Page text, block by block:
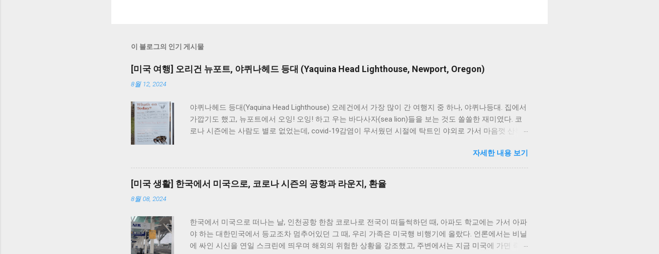
이 블로그의 인기 게시물
[미국 여행] 오리건 뉴포트, 야퀴나헤드 등대 (Yaquina Head Lighthouse, Newport, Oregon)
8월 12, 2024
야퀴나헤드 등대(Yaquina Head Lighthouse) 오레건에서 가장 많이 간 여행지 중 하나, 야퀴나등대. 집에서
가깝기도 했고, 뉴포트에서 오잉! 오잉! 하고 우는 바다사자(sea ​​lion)들을 보는 것도 쏠쏠한 재미였다. 코
로나 시즌에는 사람도 별로 없었는데, covid-19감염이 무서웠던 시절에 탁트인 야외로 가서 마음껏 산책
않아서인지 입장료가 없었고, 언제부터인가 다시 입장료 징수를 시작했는데 차 한대당 7달러의 입장료가
있었다. 야퀴나헤드 등대는 국립공원이 아니지만, 국립공원 패스가 있으면 국립공원 패스를 이용하여 입
장료 무료혜택을 받을 수 있다. 야퀴나헤드 등대 안내센터 야퀴나헤드 등대 초입에는 차를 주차할 수 있는
넓은 주차장과 함께 안내센터가 있다. 구글맵에 나오는 공식 명칭은 Yaquina Head Interpretation Center인
사하고 즐거웠다. 야퀴나헤드 등대 가는길의 예거트 비치(Agate Beach) 주차장에 차를 주차해놓고 걸어
올라가다 보면 비치로 내려갈 수 있는 나무 계단이 보인다. 이 계단을 밟고 내려가면 아래는 조수간만의
차가 만들어 낸 멋진 웅덩이(tide pool)들이 있다. 보라색의 성게와 초록색의 말미잘이 가득차있는 사이로,
자세한 내용 보기
[미국 생활] 한국에서 미국으로, 코로나 시즌의 공항과 라운지, 환율
8월 08, 2024
한국에서 미국으로 떠나는 날, 인천공항 한참 코로나로 전국이 떠들썩하던 때, 아파도 학교에는 가서 아파
야 하는 대한민국에서 등교조차 멈추어있던 그 때, 우리 가족은 미국행 비행기에 올랐다. 언론에서는 비닐
에 싸인 시신을 연일 스크린에 띄우며 해외의 위험한 상황을 강조했고, 주변에서는 지금 미국에 가면 죽는